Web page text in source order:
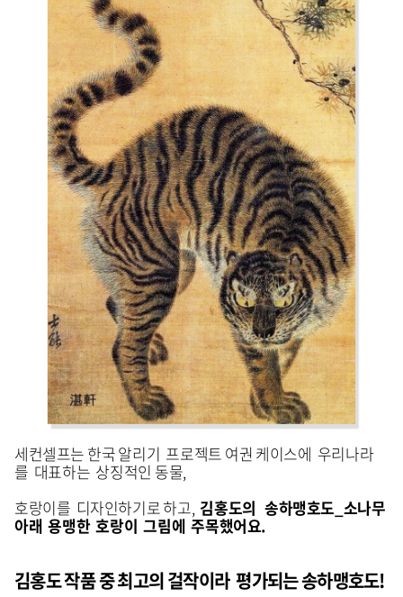
세컨셀프는 한국 알리기 프로젝트 여권 케이스에 우리나라
를 대표하는 상징적인 동물,
호랑이를 디자인하기로 하고, 김홍도의 송하맹호도 소나무
아래 용맹한 호랑이 그림에 주목했어요.
김홍도 작품 중 최고의 걸작이라 평가되는 송하맹호도!